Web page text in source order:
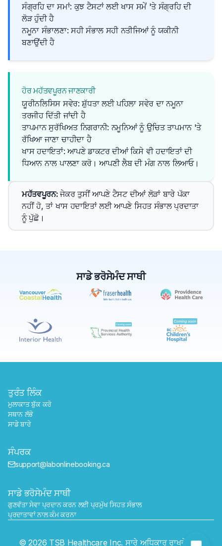
ਸੰਗ੍ਰਹਿ ਦਾ ਸਮਾਂ: ਕੁਝ ਟੈਸਟਾਂ ਲਈ ਖਾਸ ਸਮੇਂ 'ਤੇ ਸੰਗ੍ਰਹਿ ਦੀ
ਲੋੜ ਹੁੰਦੀ ਹੈ
ਨਮੂਨਾ ਸੰਭਾਲਣਾ: ਸਹੀ ਸੰਭਾਲ ਸਹੀ ਨਤੀਜਿਆਂ ਨੂੰ ਯਕੀਨੀ
ਬਣਾਉਂਦੀ ਹੈ
ਹੋਰ ਮਹੱਤਵਪੂਰਨ ਜਾਣਕਾਰੀ
ਯੂਰੀਨਲਿਸਿਸ ਸਵੇਰ: ਸ਼ੁੱਧਤਾ ਲਈ ਪਹਿਲਾ ਸਵੇਰ ਦਾ ਨਮੂਨਾ
ਤਰਜੀਹ ਦਿੱਤੀ ਜਾਂਦੀ ਹੈ
ਤਾਪਮਾਨ ਸੁਰੱਖਿਅਤ ਨਿਗਰਾਨੀ: ਨਮੂਨਿਆਂ ਨੂੰ ਉਚਿਤ ਤਾਪਮਾਨ 'ਤੇ
ਰੱਖਿਆ ਜਾਣਾ ਚਾਹੀਦਾ ਹੈ
ਖਾਸ ਹਦਾਇਤਾਂ: ਆਪਣੇ ਡਾਕਟਰ ਦੀਆਂ ਕਿਸੇ ਵੀ ਹਦਾਇਤਾਂ ਦੀ
ਧਿਆਨ ਨਾਲ ਪਾਲਣਾ ਕਰੋ। ਆਪਣੀ ਲੈਬ ਦੀ ਮੰਗ ਨਾਲ ਲਿਆਓ।
ਮਹੱਤਵਪੂਰਨ: ਜੇਕਰ ਤੁਸੀਂ ਆਪਣੇ ਟੈਸਟ ਦੀਆਂ ਲੋੜਾਂ ਬਾਰੇ ਪੱਕਾ
ਨਹੀਂ ਹੋ, ਤਾਂ ਖਾਸ ਹਦਾਇਤਾਂ ਲਈ ਆਪਣੇ ਸਿਹਤ ਸੰਭਾਲ ਪ੍ਰਦਾਤਾ
ਨੂੰ ਪੁੱਛੋ।
ਸਾਡੇ ਭਰੋਸੇਮੰਦ ਸਾਥੀ
ਤੁਰੰਤ ਲਿੰਕ
ਮੁਲਾਕਾਤ ਬੁੱਕ ਕਰੋ
ਸਥਾਨ ਲੱਭੋ
ਸਾਡੇ ਬਾਰੇ
ਸੰਪਰਕ
support@labonlinebooking.ca
ਸਾਡੇ ਭਰੋਸੇਮੰਦ ਸਾਥੀ
ਗੁਣਵੱਤਾ ਸੇਵਾ ਪ੍ਰਦਾਨ ਕਰਨ ਲਈ ਪ੍ਰਮੁੱਖ ਸਿਹਤ ਸੰਭਾਲ
ਪ੍ਰਦਾਤਾਵਾਂ ਨਾਲ ਕੰਮ ਕਰਨਾ
© 2026 TSB Healthcare Inc. ਸਾਰੇ ਅਧਿਕਾਰ ਰਾਖਵੇਂ ਹਨ।
✕